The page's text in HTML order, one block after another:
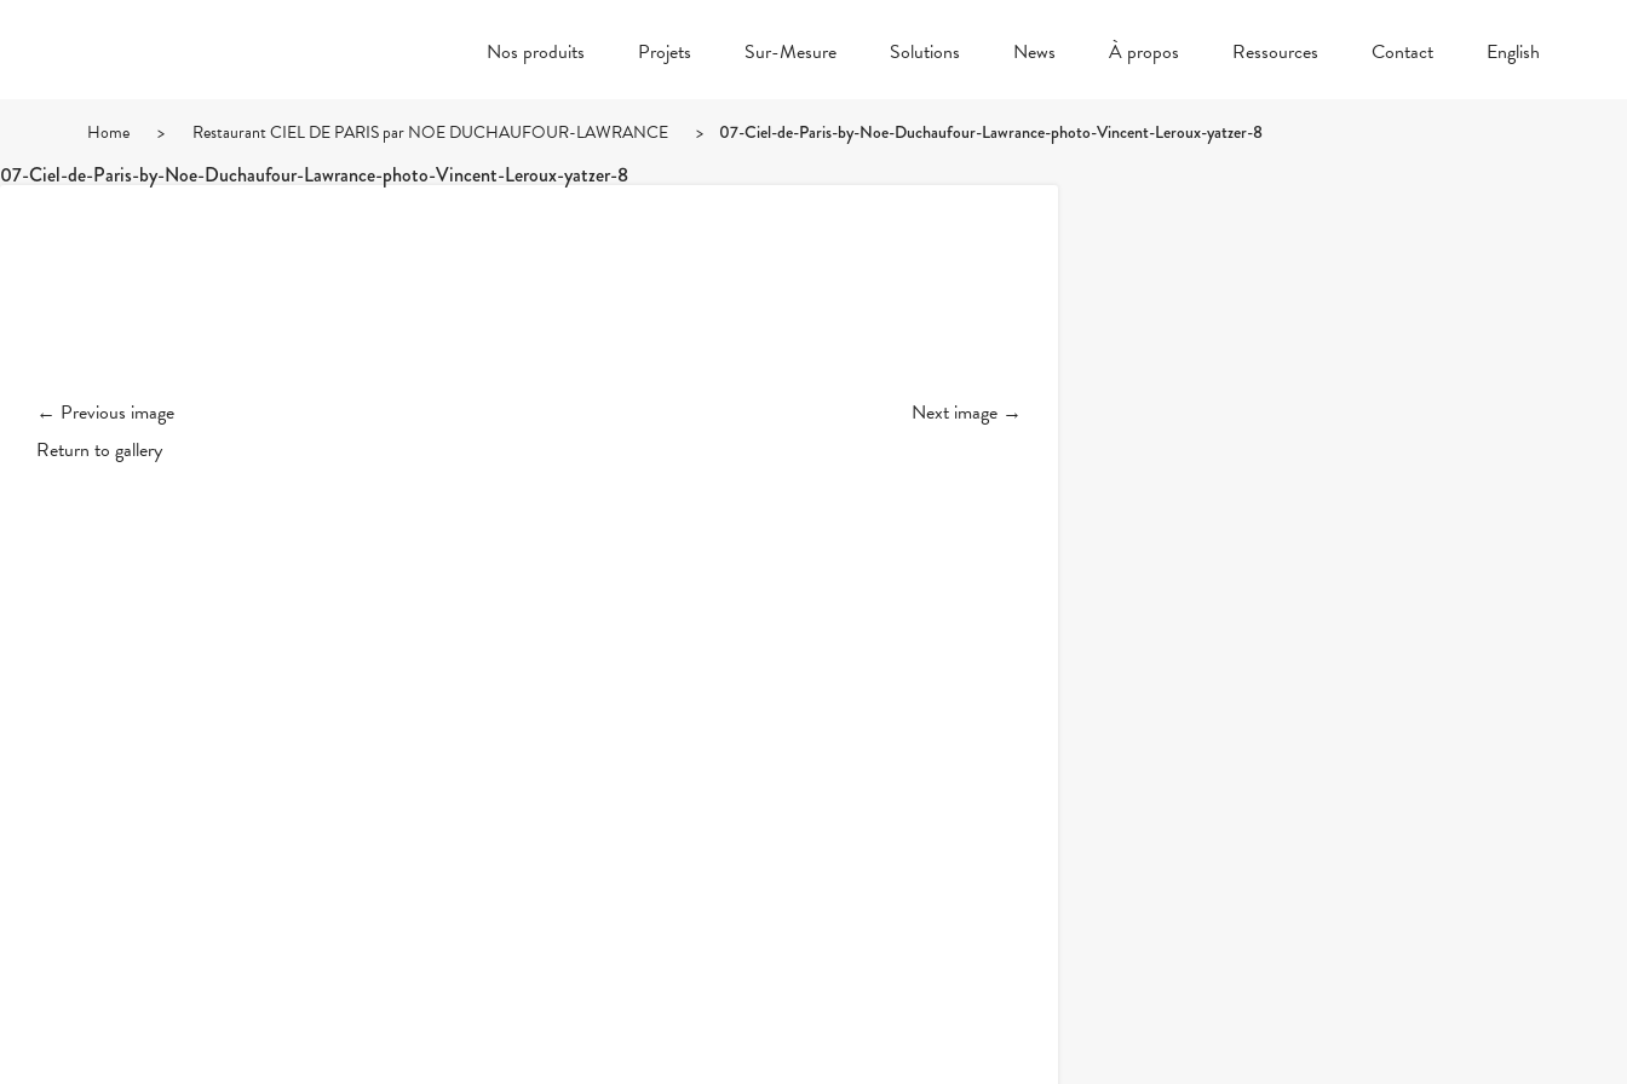
Nos produits Projets Sur-Mesure Solutions News À propos Ressources Contact English
Home > Restaurant CIEL DE PARIS par NOE DUCHAUFOUR-LAWRANCE > 07-Ciel-de-Paris-by-Noe-Duchaufour-Lawrance-photo-Vincent-Leroux-yatzer-8
07-Ciel-de-Paris-by-Noe-Duchaufour-Lawrance-photo-Vincent-Leroux-yatzer-8
← Previous image
Next image →
Return to gallery